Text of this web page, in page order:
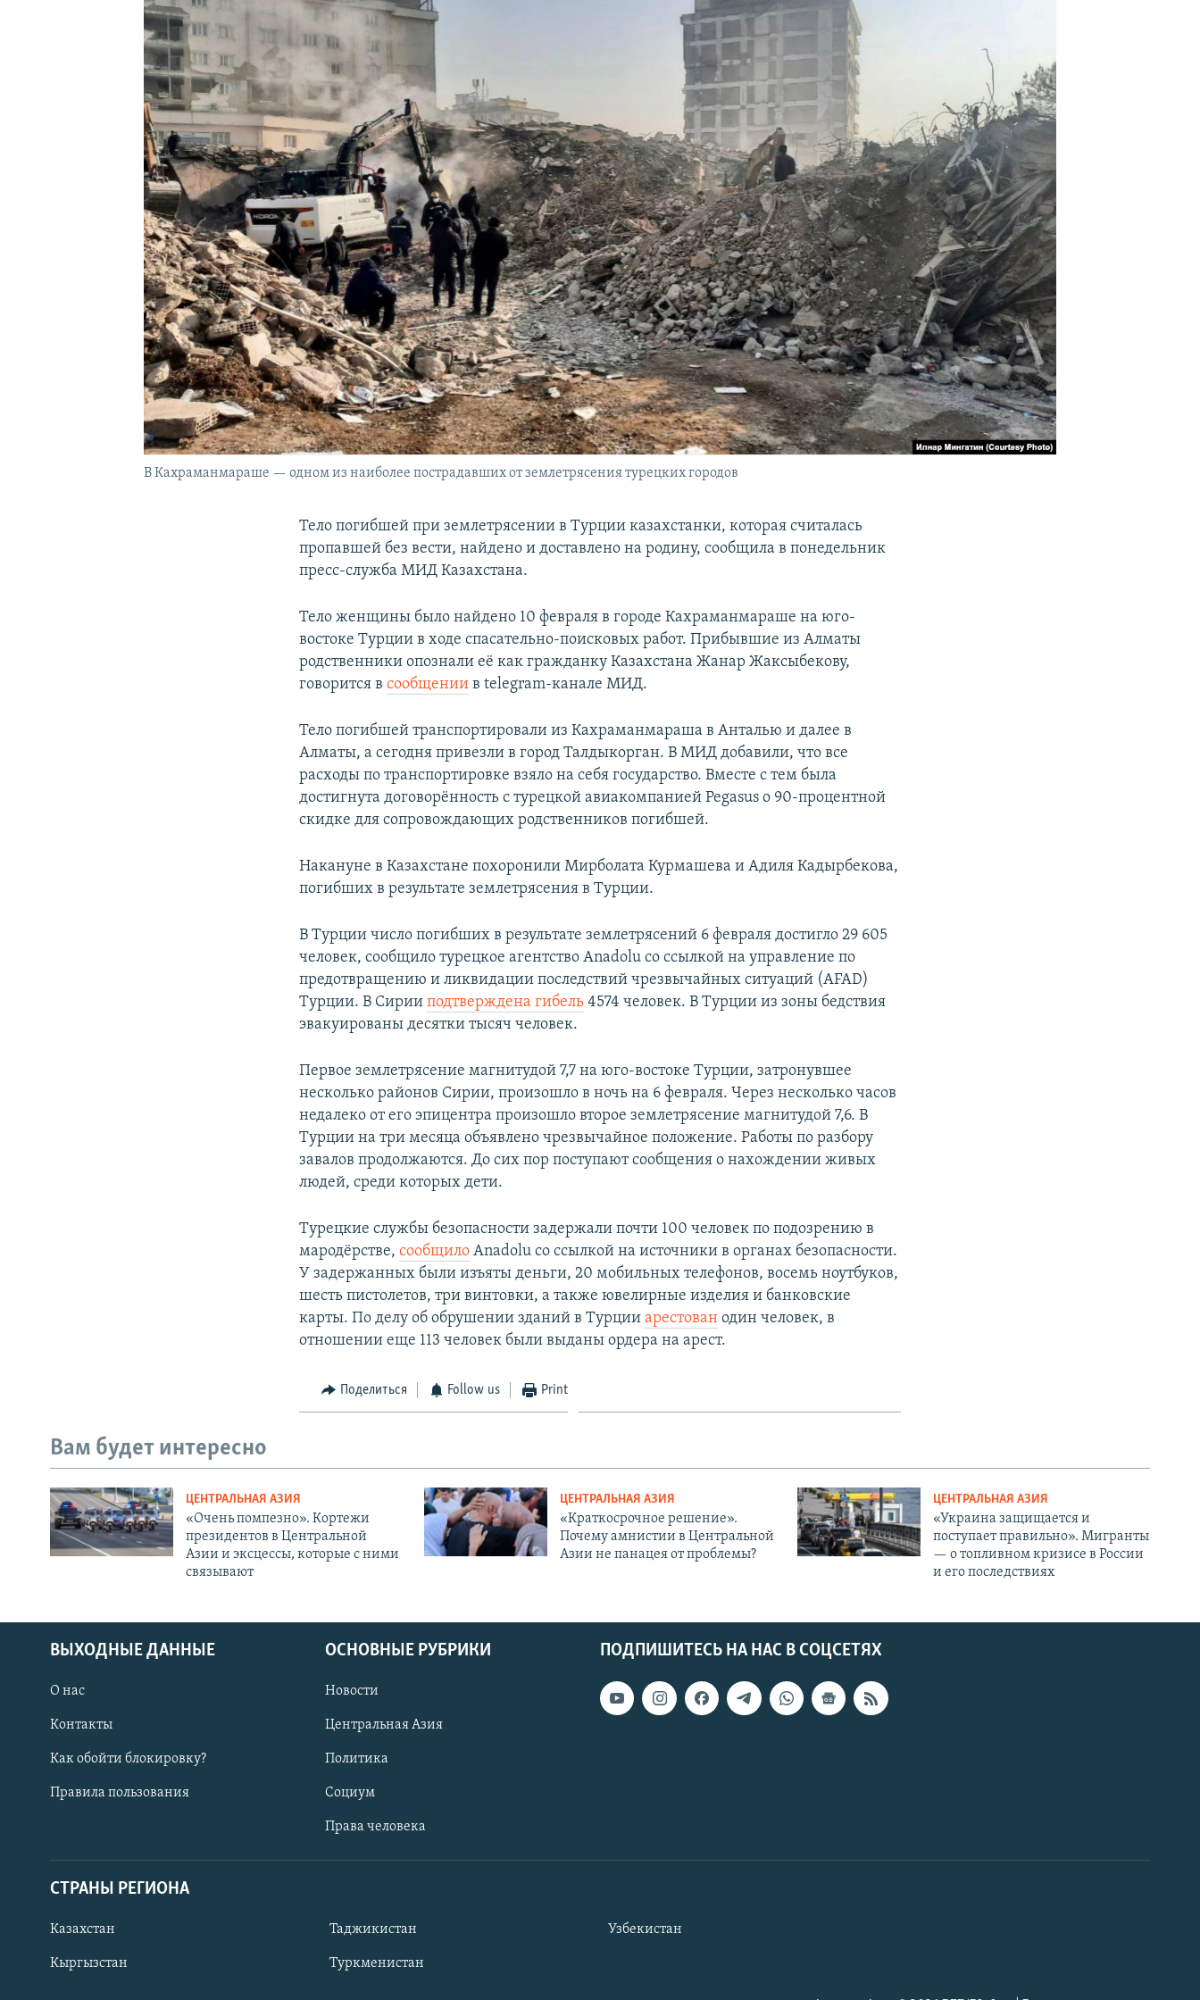
В Кахраманмараше — одном из наиболее пострадавших от землетрясения турецких городов
Тело погибшей при землетрясении в Турции казахстанки, которая считалась
пропавшей без вести, найдено и доставлено на родину, сообщила в понедельник
пресс-служба МИД Казахстана.
Тело женщины было найдено 10 февраля в городе Кахраманмараше на юго-
востоке Турции в ходе спасательно-поисковых работ. Прибывшие из Алматы
родственники опознали её как гражданку Казахстана Жанар Жаксыбекову,
говорится всообщении в telegram-канале МИД.
Тело погибшей транспортировали из Кахраманмараша в Анталью и далее в
Алматы, а сегодня привезли в город Талдыкорган. В МИД добавили, что все
расходы по транспортировке взяло на себя государство. Вместе с тем была
достигнута договорённость с турецкой авиакомпанией Pegasus о 90-процентной
скидке для сопровождающих родственников погибшей.
Накануне в Казахстане похоронили Мирболата Курмашева и Адиля Кадырбекова,
погибших в результате землетрясения в Турции.
В Турции число погибших в результате землетрясений 6 февраля достигло 29 605
человек, сообщило турецкое агентство Anadolu со ссылкой на управление по
предотвращению и ликвидации последствий чрезвычайных ситуаций (AFAD)
Турции. В Сирииподтверждена гибель 4574 человек. В Турции из зоны бедствия
эвакуированы десятки тысяч человек.
Первое землетрясение магнитудой 7,7 на юго-востоке Турции, затронувшее
несколько районов Сирии, произошло в ночь на 6 февраля. Через несколько часов
недалеко от его эпицентра произошло второе землетрясение магнитудой 7,6. В
Турции на три месяца объявлено чрезвычайное положение. Работы по разбору
завалов продолжаются. До сих пор поступают сообщения о нахождении живых
людей, среди которых дети.
Турецкие службы безопасности задержали почти 100 человек по подозрению в
мародёрстве,сообщило Anadolu со ссылкой на источники в органах безопасности.
У задержанных были изъяты деньги, 20 мобильных телефонов, восемь ноутбуков,
шесть пистолетов, три винтовки, а также ювелирные изделия и банковские
карты. По делу об обрушении зданий в Турцииарестован один человек, в
отношении еще 113 человек были выданы ордера на арест.
Поделиться Follow us Print
Вам будет интересно
ЦЕНТРАЛЬНАЯ АЗИЯ
«Очень помпезно». Кортежи
президентов в Центральной
Азии и эксцессы, которые с ними
связывают
ЦЕНТРАЛЬНАЯ АЗИЯ
«Краткосрочное решение».
Почему амнистии в Центральной
Азии не панацея от проблемы?
ЦЕНТРАЛЬНАЯ АЗИЯ
«Украина защищается и
поступает правильно». Мигранты
— о топливном кризисе в России
и его последствиях
ПОДПИШИТЕСЬ НА НАС В СОЦСЕТЯХ
ВЫХОДНЫЕ ДАННЫЕ
О нас
Контакты
Как обойти блокировку?
Правила пользования
ОСНОВНЫЕ РУБРИКИ
Новости
Центральная Азия
Политика
Социум
Права человека
СТРАНЫ РЕГИОНА
Казахстан
Кыргызстан
Таджикистан
Туркменистан
Узбекистан